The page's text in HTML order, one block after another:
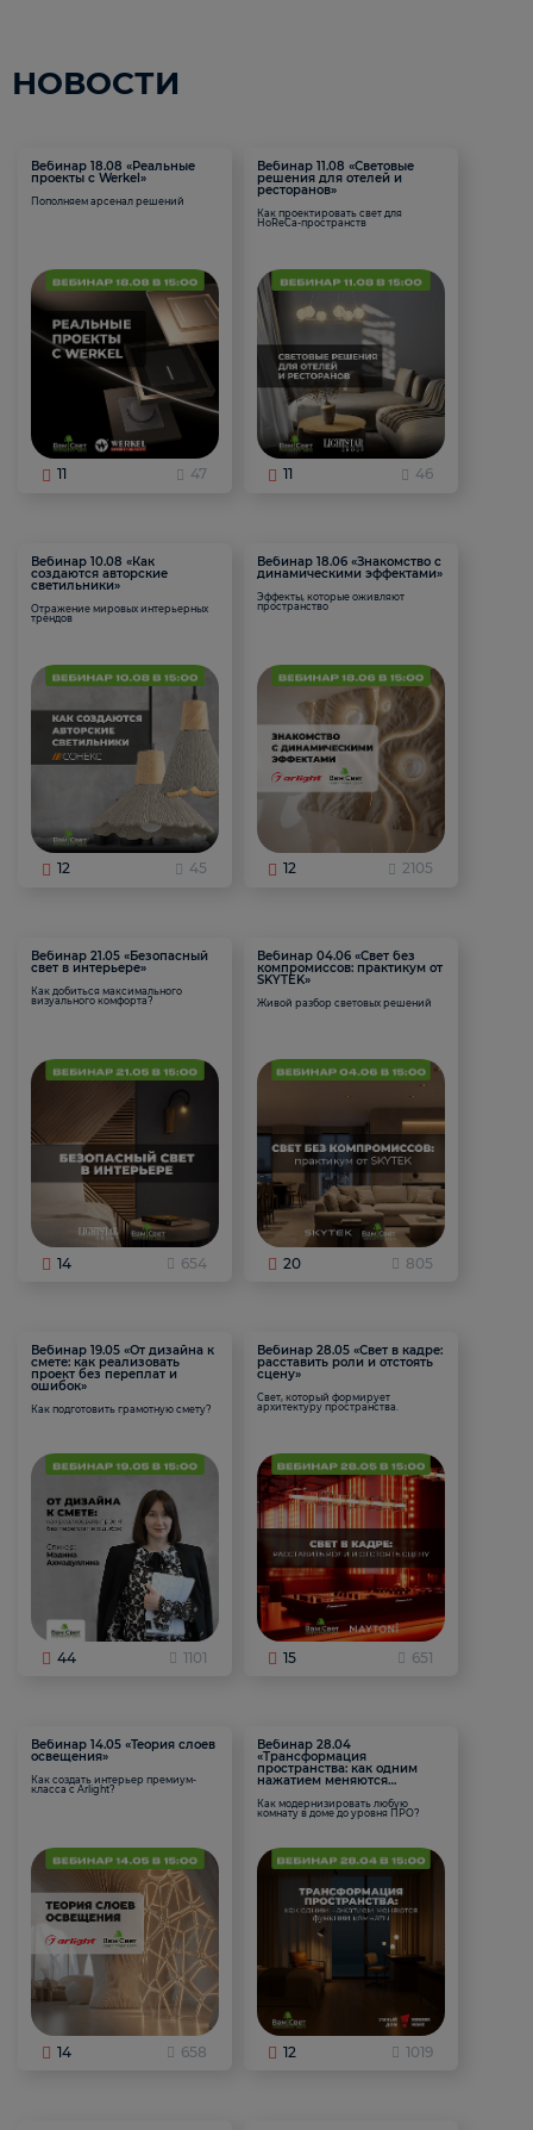
НОВОСТИ
Вебинар 18.08 «Реальные
проекты с Werkel»
Пополняем арсенал решений
11 47
Вебинар 11.08 «Световые
решения для отелей и
ресторанов»
Как проектировать свет для
HoReCa-пространств
11 46
Вебинар 10.08 «Как
создаются авторские
светильники»
Отражение мировых интерьерных
трендов
12 45
Вебинар 18.06 «Знакомство с
динамическими эффектами»
Эффекты, которые оживляют
пространство
12 2105
Вебинар 21.05 «Безопасный
свет в интерьере»
Как добиться максимального
визуального комфорта?
14 654
Вебинар 04.06 «Свет без
компромиссов: практикум от
SKYTEK»
Живой разбор световых решений
20 805
Вебинар 19.05 «От дизайна к
смете: как реализовать
проект без переплат и
ошибок»
Как подготовить грамотную смету?
44 1101
Вебинар 28.05 «Свет в кадре:
расставить роли и отстоять
сцену»
Свет, который формирует
архитектуру пространства.
15 651
Вебинар 14.05 «Теория слоев
освещения»
Как создать интерьер премиум-
класса с Arlight?
14 658
Вебинар 28.04
«Трансформация
пространства: как одним
нажатием меняются
Как модернизировать любую
комнату в доме до уровня ПРО?
12 1019